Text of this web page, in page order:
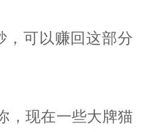
，可以赚回这部分
，现在一些大牌猫